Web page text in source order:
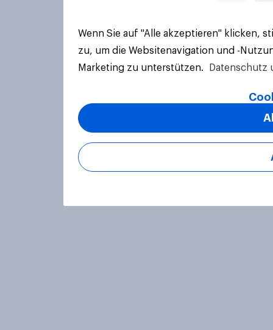
Wenn Sie auf "Alle akzeptieren" klicken,
zu, um die Websitenavigation und -
Marketing zu unterstützen.
Datenschutz